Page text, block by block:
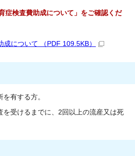
症検査費助成について」をご確認くだ
について （PDF 109.5KB）
有する方。
を受けるまでに、2回以上の流産又は死